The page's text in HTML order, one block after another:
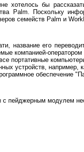
хотелось бы
Palm. Поскольку
семейств Palm и
название его
компанией-
портативные
устройств,
обеспечение
пейджерным модулем